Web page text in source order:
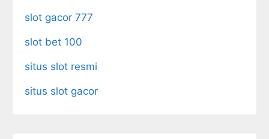
slot gacor 777
slot bet 100
situs slot resmi
situs slot gacor